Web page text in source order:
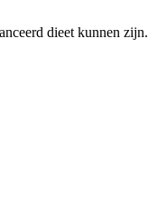
dieet kunnen zijn.